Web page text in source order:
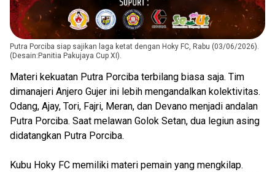
Putra Porciba siap sajikan laga ketat dengan Hoky FC, Rabu (03/06/2026).
(Desain:Panitia Pakujaya Cup XI).
Materi kekuatan Putra Porciba terbilang biasa saja. Tim
dimanajeri Anjero Gujer ini lebih mengandalkan kolektivitas.
Odang, Ajay, Tori, Fajri, Meran, dan Devano menjadi andalan
Putra Porciba. Saat melawan Golok Setan, dua legiun asing
didatangkan Putra Porciba.
Kubu Hoky FC memiliki materi pemain yang mengkilap.